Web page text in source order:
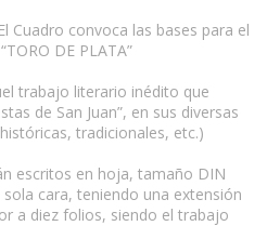
Cuadro convoca las bases para el
DE PLATA”
trabajo literario inédito que
de San Juan”, en sus diversas
tradicionales, etc.)
escritos en hoja, tamaño DIN
cara, teniendo una extensión
a diez folios, siendo el trabajo